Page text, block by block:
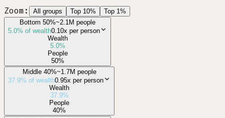
Zoom:
All groups Top 10%
Top 1%
Bottom 50%~2.1M people
5.0% of wealth0.10x per person
Wealth
5.0%
People
50%
Middle 40%~1.7M people
37.9% of wealth0.95x per person
Wealth
37.9%
People
40%